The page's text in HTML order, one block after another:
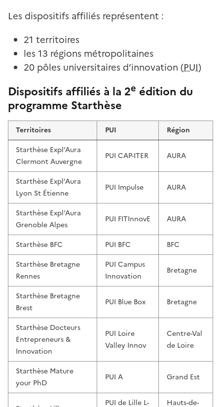
Les dispositifs affiliés représentent :
21 territoires
les 13 régions métropolitaines
20 pôles universitaires d’innovation (PUI)
Dispositifs affiliés à la 2e édition du
programme Starthèse
Territoires PUI
Région
Starthèse Expl’Aura
Clermont Auvergne
PUI CAP-ITER AURA
Starthèse Expl’Aura
Lyon St Étienne
PUI Impulse AURA
Starthèse Expl’Aura
Grenoble Alpes
PUI FITInnovE AURA
Starthèse BFC PUI BFC
BFC
Starthèse Bretagne
Rennes
PUI Campus
Innovation
Bretagne
Starthèse Bretagne
Brest
PUI Blue Box Bretagne
Starthèse Docteurs
Entrepreneurs &
Innovation
PUI Loire
Valley Innov
Centre-Val
de Loire
Starthèse Mature
your PhD
PUI A Grand Est
PUI de Lille L- Hauts-de-